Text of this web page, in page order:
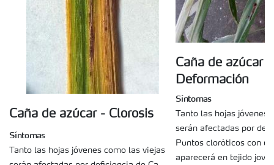
Caña de azúcar - Clorosis
Síntomas
Tanto las hojas jóvenes como las viejas
Caña de azúcar -
Deformación
Síntomas
Tanto las hojas jóvenes
serán afectadas por
Puntos cloróticos con
aparecerá en tejido